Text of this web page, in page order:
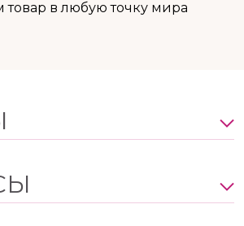
товар в любую точку мира